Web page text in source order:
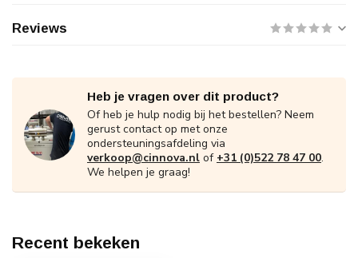
Reviews
Heb je vragen over dit product?
Of heb je hulp nodig bij het bestellen? Neem
gerust contact op met onze
ondersteuningsafdeling via
verkoop@cinnova.nl of +31 (0)522 78 47 00.
We helpen je graag!
Recent bekeken